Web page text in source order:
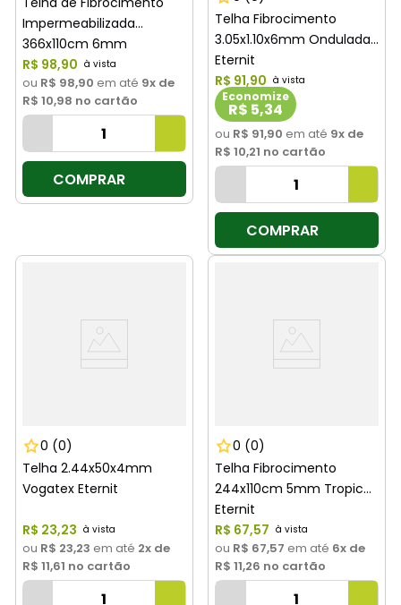
Impermeabilizada
366x110cm 6mm
Ondulada Eternit
R$ 98,90
ou R$ 98,90 em até 9x de
R$ 10,98 no cartão
COMPRAR
Telha Fibrocimento
3.05x1.10x6mm Ondulada
Eternit
R$ 91,90
Economize
R$ 5,34
ou R$ 91,90 em até 9x de
R$ 10,21 no cartão
COMPRAR
0 (0)
Telha 2.44x50x4mm
Vogatex Eternit
R$ 23,23
ou R$ 23,23 em até 2x de
R$ 11,61 no cartão
0 (0)
Telha Fibrocimento
244x110cm 5mm Tropical
Eternit
R$ 67,57
ou R$ 67,57 em até 6x de
R$ 11,26 no cartão